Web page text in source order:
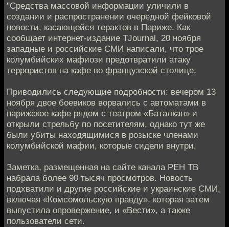
"Средства массовой информации уличили в
создании и распространении очередной фейковой
новости, касающейся терактов в Париже. Как
сообщает интернет-издание TJournal, 20 ноября
западные и российские СМИ написали, что трое
колумбийских мафиози предотвратили атаку
террористов на кафе во французской столице.
Приводились следующие подробности: вечером 13
ноября двое боевиков ворвались с автоматами в
парижское кафе рядом с театром «Баталкан» и
открыли стрельбу по посетителям, однако тут же
были убиты находящимися в розыске членами
колумбийской мафии, которые сидели внутри.
Заметка, размещенная на сайте канала РЕН ТВ
набрала более 90 тысяч просмотров. Новость
подхватили и другие российские и украинские СМИ,
включая «Комсомольскую правду», которая затем
выпустила опровержение, и «Вести», а также
пользователи сети.